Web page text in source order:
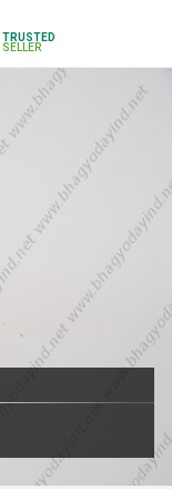
TRUSTED
SELLER